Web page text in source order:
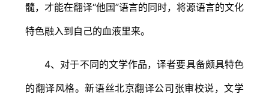
髓，才能在翻译“他国”语言的同时，将源语言的文化
特色融入到自己的血液里来。
4、对于不同的文学作品，译者要具备颇具特色
的翻译风格。新语丝北京翻译公司张审校说，文学